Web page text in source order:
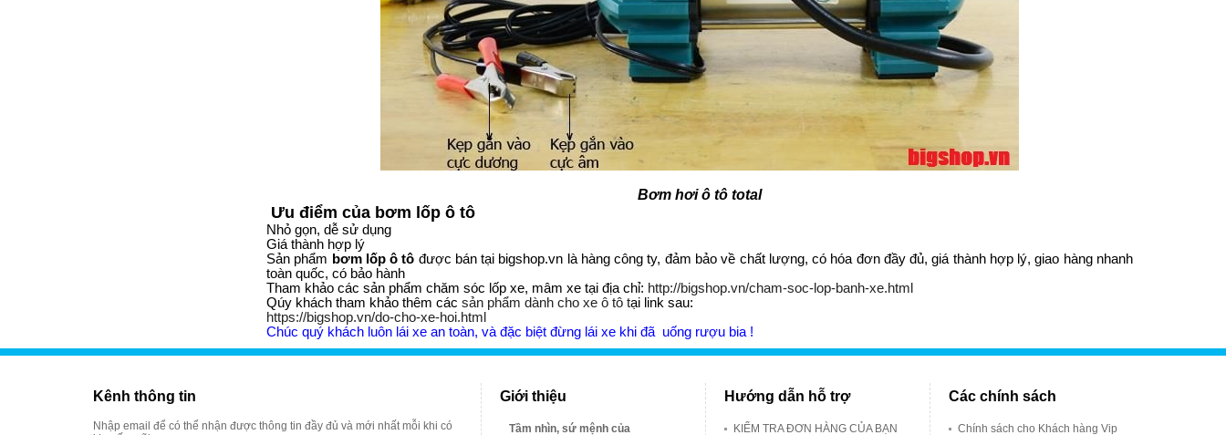
Bơm hơi ô tô total
Ưu điểm của bơm lốp ô tô
Nhỏ gọn, dễ sử dụng
Giá thành hợp lý
Sản phẩm bơm lốp ô tô được bán tại bigshop.vn là hàng công ty, đảm bảo về chất lượng, có hóa đơn đầy đủ, giá thành hợp lý, giao hàng nhanh
toàn quốc, có bảo hành
Tham khảo các sản phẩm chăm sóc lốp xe, mâm xe tại địa chỉ: http://bigshop.vn/cham-soc-lop-banh-xe.html
Qúy khách tham khảo thêm các sản phẩm dành cho xe ô tô tại link sau:
https://bigshop.vn/do-cho-xe-hoi.html
Chúc quý khách luôn lái xe an toàn, và đặc biệt đừng lái xe khi đã uống rượu bia !
Kênh thông tin
Nhập email để có thể nhận được thông tin đầy đủ và mới nhất mỗi khi có
Giới thiệu
Tầm nhìn, sứ mệnh của
Hướng dẫn hỗ trợ
KIỂM TRA ĐƠN HÀNG CỦA BẠN
Các chính sách
Chính sách cho Khách hàng Vip